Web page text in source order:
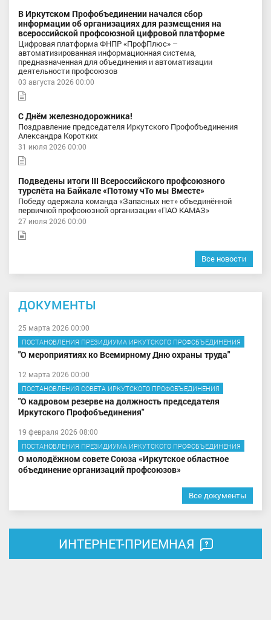
В Иркутском Профобъединении начался сбор
информации об организациях для размещения на
всероссийской профсоюзной цифровой платформе
Цифровая платформа ФНПР «ПрофПлюс» –
автоматизированная информационная система,
предназначенная для объединения и автоматизации
деятельности профсоюзов
03 августа 2026 00:00
С Днём железнодорожника!
Поздравление председателя Иркутского Профобъединения
Александра Коротких
31 июля 2026 00:00
Подведены итоги III Всероссийского профсоюзного
турслёта на Байкале «Потому чТо мы Вместе»
Победу одержала команда «Запасных нет» объединённой
первичной профсоюзной организации «ПАО КАМАЗ»
27 июля 2026 00:00
Все новости
ДОКУМЕНТЫ
25 марта 2026 00:00
ПОСТАНОВЛЕНИЯ ПРЕЗИДИУМА ИРКУТСКОГО ПРОФОБЪЕДИНЕНИЯ
"О мероприятиях ко Всемирному Дню охраны труда"
12 марта 2026 00:00
ПОСТАНОВЛЕНИЯ СОВЕТА ИРКУТСКОГО ПРОФОБЪЕДИНЕНИЯ
"О кадровом резерве на должность председателя
Иркутского Профобъединения"
19 февраля 2026 08:00
ПОСТАНОВЛЕНИЯ ПРЕЗИДИУМА ИРКУТСКОГО ПРОФОБЪЕДИНЕНИЯ
О молодёжном совете Союза «Иркутское областное
объединение организаций профсоюзов»
Все документы
ИНТЕРНЕТ-ПРИЕМНАЯ